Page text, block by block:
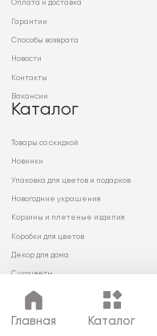
Главная Каталог
Оплата и доставка
Гарантии
Способы возврата
Новости
Контакты
Вакансии
Каталог
Товары со скидкой
Новинки
Упаковка для цветов и подарков
Новогодние украшения
Корзины и плетеные изделия
Коробки для цветов
Декор для дома
Сухоцветы
© 2026